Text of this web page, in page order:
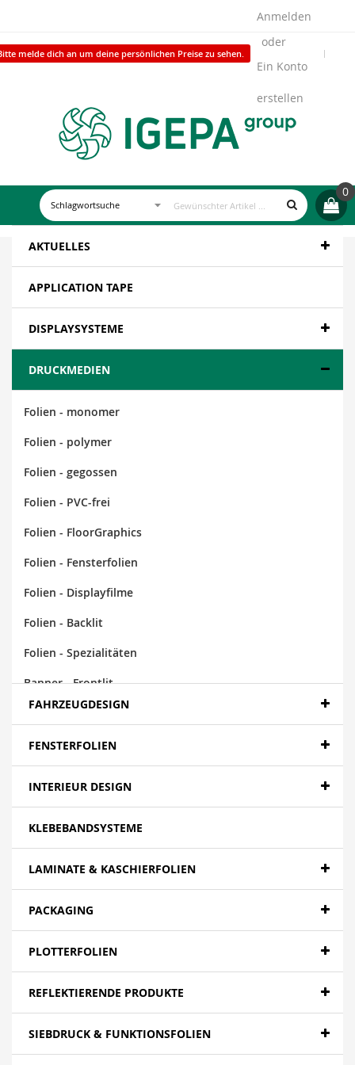
melde dich an um deine persönlichen Preise zu sehen.
Anmelden
Ein Konto
erstellen
0
AKTUELLES
APPLICATION TAPE
DISPLAYSYSTEME
DRUCKMEDIEN
Folien - monomer
Folien - polymer
Folien - gegossen
Folien - PVC-frei
Folien - FloorGraphics
Folien - Fensterfolien
Folien - Displayfilme
Folien - Backlit
Folien - Spezialitäten
Banner - Frontlit
Banner - Backlit
Banner - Blockout
Papier
Canvas
Mesh
Textilien
Folien - High Tack | Niedertemperaturen
Folien - Adhäsionsfolien
FAHRZEUGDESIGN
FENSTERFOLIEN
INTERIEUR DESIGN
KLEBEBANDSYSTEME
LAMINATE & KASCHIERFOLIEN
PACKAGING
PLOTTERFOLIEN
REFLEKTIERENDE PRODUKTE
SIEBDRUCK & FUNKTIONSFOLIEN